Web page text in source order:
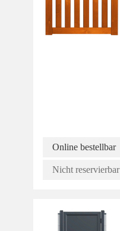
Online bestellbar
Nicht reservierbar